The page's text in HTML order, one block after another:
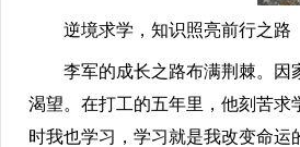
逆境求学，知识照亮前行之路
李军的成长之路布满荆棘。因家
渴望。在打工的五年里，他刻苦求
时我也学习，学习就是我改变命